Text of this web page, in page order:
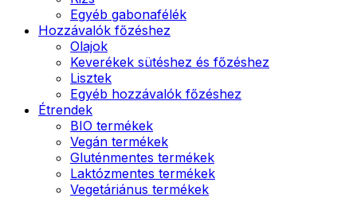
Egyéb gabonafélék
Hozzávalók főzéshez
Olajok
Keverékek sütéshez és főzéshez
Lisztek
Egyéb hozzávalók főzéshez
Étrendek
BIO termékek
Vegán termékek
Gluténmentes termékek
Laktózmentes termékek
Vegetáriánus termékek